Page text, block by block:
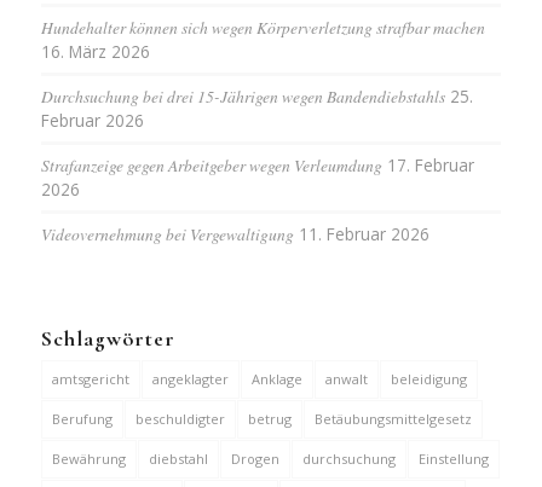
Hundehalter können sich wegen Körperverletzung strafbar machen
16. März 2026
Durchsuchung bei drei 15-Jährigen wegen Bandendiebstahls 25.
Februar 2026
Strafanzeige gegen Arbeitgeber wegen Verleumdung 17. Februar
2026
Videovernehmung bei Vergewaltigung 11. Februar 2026
Schlagwörter
amtsgericht angeklagter Anklage anwalt beleidigung
Berufung beschuldigter betrug Betäubungsmittelgesetz
Bewährung diebstahl Drogen durchsuchung Einstellung